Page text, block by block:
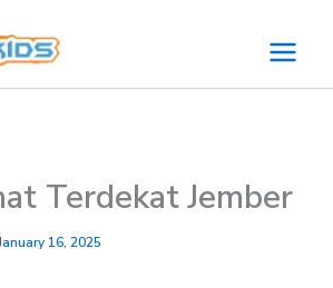
Terdekat Jember
16, 2025